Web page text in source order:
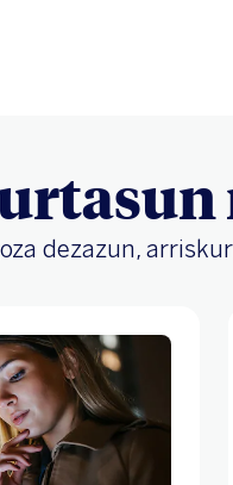
dezazun,